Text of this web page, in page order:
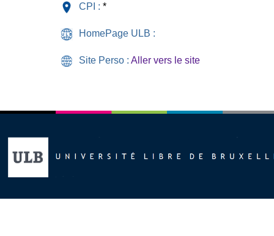
CPI : *
HomePage ULB :
Site Perso : Aller vers le site